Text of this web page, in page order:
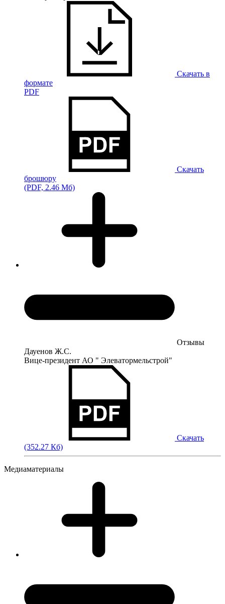
Скачать в
формате
PDF
Скачать
брошюру
(PDF, 2.46 Мб)
Отзывы
Дауенов Ж.С.
Вице-президент АО " Элеватормельстрой"
Скачать
(352.27 Кб)
Медиаматериалы